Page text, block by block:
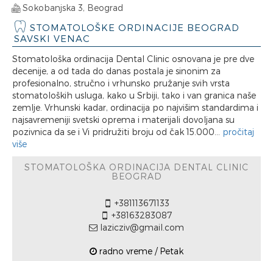
Sokobanjska 3, Beograd
STOMATOLOŠKE ORDINACIJE BEOGRAD
SAVSKI VENAC
Stomatološka ordinacija Dental Clinic osnovana je pre dve
decenije, a od tada do danas postala je sinonim za
profesionalno, stručno i vrhunsko pružanje svih vrsta
stomatoloških usluga, kako u Srbiji, tako i van granica naše
zemlje. Vrhunski kadar, ordinacija po najvišim standardima i
najsavremeniji svetski oprema i materijali dovoljana su
pozivnica da se i Vi pridružiti broju od čak 15.000... pročitaj
više
STOMATOLOŠKA ORDINACIJA DENTAL CLINIC
BEOGRAD
+381113671133
+38163283087
lazicziv@gmail.com
radno vreme / Petak